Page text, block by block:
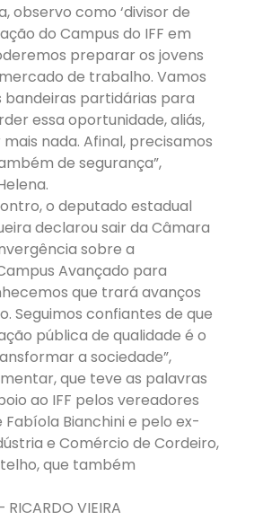
observo como ‘divisor de
do Campus do IFF em
preparar os jovens
de trabalho. Vamos
bandeiras partidárias para
essa oportunidade, aliás,
nada. Afinal, precisamos
de segurança”,
o deputado estadual
declarou sair da Câmara
sobre a
Avançado para
que trará avanços
Seguimos confiantes de que
pública de qualidade é o
a sociedade”,
que teve as palavras
ao IFF pelos vereadores
Fabíola Bianchini e pelo ex-
e Comércio de Cordeiro,
que também
RICARDO VIEIRA